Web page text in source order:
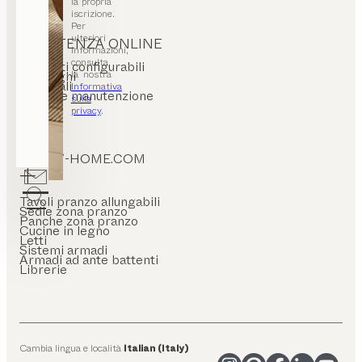
iscrizione.
Per
ulteriori
informazioni,
consulta
la nostra
Informativa
sulla
privacy.
ASSISTENZA ONLINE
Prodotti configurabili
Cataloghi
Materiali
Pulizia e manutenzione
TEAM7-HOME.COM
Tavoli pranzo allungabili
Sedie zona pranzo
Panche zona pranzo
Cucine in legno
Letti
Sistemi armadi
Armadi ad ante battenti
Librerie
Cambia lingua e località Italian (Italy)